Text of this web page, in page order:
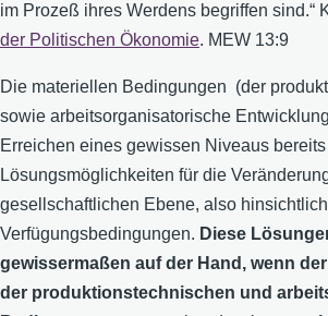
im Prozeß ihres Werdens begriffen sind.“
der Politischen Ökonomie. MEW 13:9
Die materiellen Bedingungen (der
sowie arbeitsorganisatorische
Erreichen eines gewissen Niveaus
Lösungsmöglichkeiten für die
gesellschaftlichen Ebene, also
Verfügungsbedingungen. Diese
gewissermaßen auf der Hand, wenn der
der produktionstechnischen und